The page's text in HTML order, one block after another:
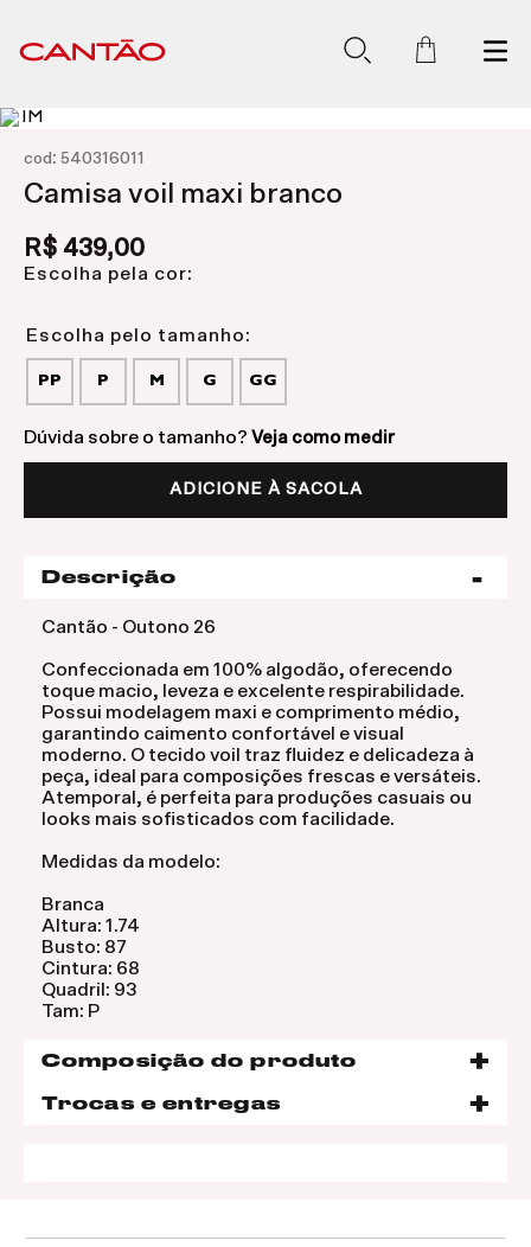
cod : 540316011
Camisa voil maxi branco
R$ 439,00
Escolha pela cor:
PP P M G GG
Dúvida sobre o tamanho? Veja como medir
ADICIONE À SACOLA
Descrição
Cantão - Outono 26
Confeccionada em 100% algodão, oferecendo
toque macio, leveza e excelente respirabilidade.
Possui modelagem maxi e comprimento médio,
garantindo caimento confortável e visual
moderno. O tecido voil traz fluidez e delicadeza à
peça, ideal para composições frescas e versáteis.
Atemporal, é perfeita para produções casuais ou
looks mais sofisticados com facilidade.
Medidas da modelo:
Branca
Altura: 1.74
Busto: 87
Cintura: 68
Quadril: 93
Tam: P
Composição do produto
Trocas e entregas